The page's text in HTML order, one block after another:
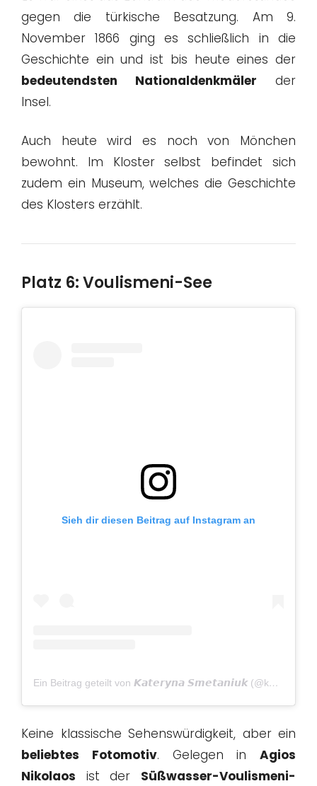
gegen die türkische Besatzung. Am 9.
November 1866 ging es schließlich in die
Geschichte ein und ist bis heute eines der
bedeutendsten Nationaldenkmäler der
Insel.
Auch heute wird es noch von Mönchen
bewohnt. Im Kloster selbst befindet sich
zudem ein Museum, welches die Geschichte
des Klosters erzählt.
Platz 6: Voulismeni-See
Sieh dir diesen Beitrag auf Instagram an
Ein Beitrag geteilt von 𝙆𝙖𝙩𝙚𝙧𝙮𝙣𝙖 𝙎𝙢𝙚𝙩𝙖𝙣𝙞𝙪𝙠 (@kates_atmosphere)
Keine klassische Sehenswürdigkeit, aber ein
beliebtes Fotomotiv. Gelegen in Agios
Nikolaos ist der Süßwasser-Voulismeni-